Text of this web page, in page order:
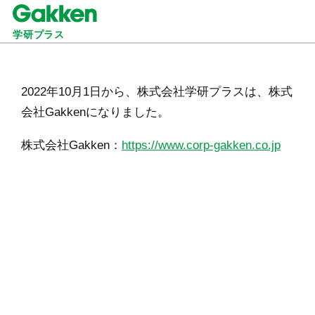
学研プラス
2022年10月1日から、株式会社学研プラスは、株式
会社Gakkenになりました。
株式会社Gakken： https://www.corp-gakken.co.jp